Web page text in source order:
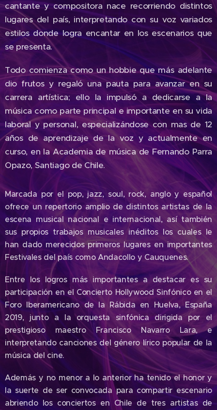
cantante y compositora nace recorriendo distintos
lugares del país, interpretando con su voz variados
estilos donde logra encantar en los escenarios que
se presenta.
Todo comienza como un hobbie que más adelante
dio frutos y regaló una pauta para avanzar en su
carrera artística; ello la impulsó a dedicarse a la
música como parte principal e importante en su vida
laboral y personal, especializándose con mas de 12
años de aprendizaje de la voz y actualmente en
curso, en la Academia de música de Fernando Parra
Opazo, Santiago de Chile.
Marcada por el pop, jazz, soul, rock, anglo y español
ofrece un repertorio amplio de distintos artistas de la
escena musical nacional e internacional, así también
sus propios trabajos musicales inéditos los cuales le
han dado merecidos primeros lugares en importantes
Festivales del país como Andacollo y Cauquenes.
Entre los logros más importantes a destacar es su
participación en el Concierto Hollywood Sinfónico en el
Foro Iberamericano de la Rábida en Huelva, España
2019, junto a la orquesta sinfónica dirigida por el
prestigioso maestro Francisco Navarro Lara, e
interpretando canciones del género lírico popular de la
música del cine.
Además y no menor a lo anterior ha tenido el honor y
la suerte de ser convocada para compartir escenario
abriendo los conciertos en Chile de tres artistas de